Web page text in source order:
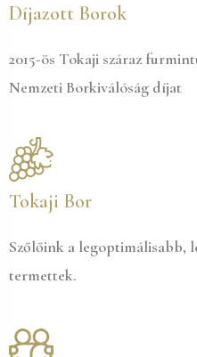
Díjazott Borok
2015-ös Tokaji száraz
Nemzeti Borkiválóság díjat
Tokaji Bor
Szőlőink a legoptimálisabb,
termettek.